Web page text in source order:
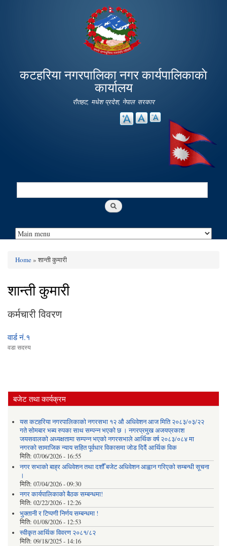
main
content
कटहरिया नगरपालिका नगर कार्यपालिकाकाे
कार्यालय
रौतहट, मधेश प्रदेश, नेपाल सरकार
Search
You are here
Home» शान्ती कुमारी
शान्ती कुमारी
कर्मचारी विवरण
वार्ड नं.१
वडा सदस्य
बजेट तथा कार्यक्रम
यस कटहरिया नगरपालिकाको नगरसभा १२ औ अधिवेशन आज मिति २०८३/०३/२२
गते सोमबार भब्य रुपका साथ सम्पन्न भएको छ । नगरप्रमुख अजयप्रकाश
जयसवालको अध्यक्षतामा सम्पन्न भएको नगरसभाले आर्थिक वर्ष २०८३/०८४ मा
नगरको सामाजिक न्याय सहित पूर्वधार विकासमा जोड दिदैं आर्थिक विक
मिति: 07/06/2026 - 16:55
नगर सभाको बाह्र अधिवेशन तथा दशौँ बजेट अधिवेशन आह्वान गरिएको सम्बन्धी सूचना
।
मिति: 07/04/2026 - 09:30
नगर कार्यपालिकाको बैठक सम्बन्धमा!
मिति: 02/22/2026 - 12:26
भुक्तानी र टिप्पणी निर्णय सम्बन्धमा !
मिति: 01/08/2026 - 12:53
स्वीकृत आर्थिक विवरण २०८१/८२
मिति: 09/18/2025 - 14:16